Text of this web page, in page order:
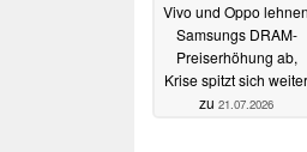
Vivo und Oppo lehnen
Samsungs DRAM-
Preiserhöhung ab,
Krise spitzt sich weiter
zu 21.07.2026